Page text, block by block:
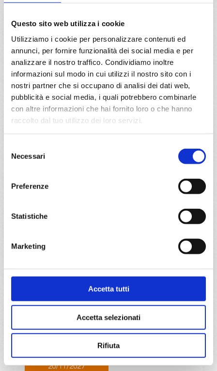
Questo sito web utilizza i cookie
Utilizziamo i cookie per personalizzare contenuti ed
annunci, per fornire funzionalità dei social media e per
analizzare il nostro traffico. Condividiamo inoltre
informazioni sul modo in cui utilizzi il nostro sito con i
nostri partner che si occupano di analisi dei dati web,
pubblicità e social media, i quali potrebbero combinarle
con altre informazioni che hai fornito loro o che hanno
raccolto dal tuo utilizzo dei loro servizi.
delNecessari
Preferenze
Statistiche
Marketing
Accetta tutti
Accetta selezionati
Rifiuta
€ 1.417
DETTAGLI
Caraibi15 giorni
La Romana con MSC Opera
La Romana, Oranjestad, Willis island, Kralendijk, Svartisen
Basseterre, Roseau, Fort De France, Pointe-à-pitre,
Castries, Bridgetown, Ketchikan, Svartisen glacier, Fort
20/11/2027